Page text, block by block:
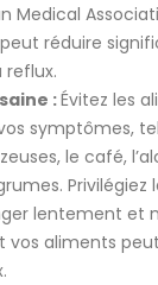
Medical
réduire
:Évitez les
symptômes,
le café,
Privilégiez
lentement et
vos aliments